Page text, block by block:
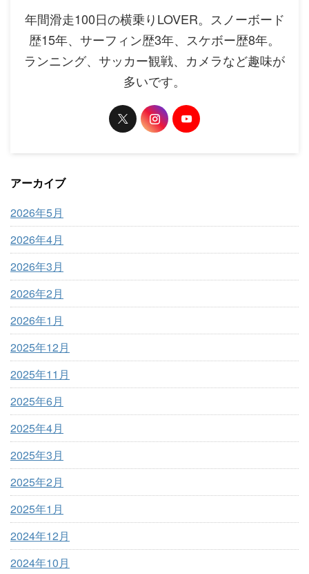
年間滑走100日の横乗りLOVER。スノーボード
歴15年、サーフィン歴3年、スケボー歴8年。
ランニング、サッカー観戦、カメラなど趣味が
多いです。
アーカイブ
2026年5月
2026年4月
2026年3月
2026年2月
2026年1月
2025年12月
2025年11月
2025年6月
2025年4月
2025年3月
2025年2月
2025年1月
2024年12月
2024年10月